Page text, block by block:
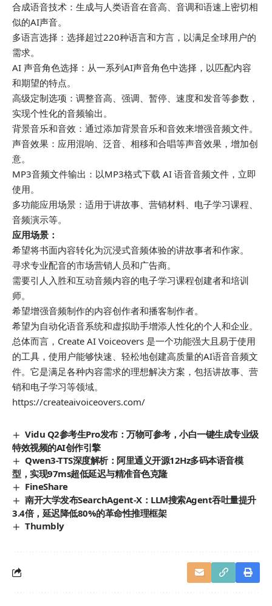
合成语音技术：生成与人类语音在音高、音调和语速上密切相
似的AI声音。
多语言选择：选择超过220种语言和方言，以满足全球用户的
需求。
AI 声音角色选择：从一系列AI声音角色中选择，以匹配内容
和期望的特点。
高级定制选项：调整音高、强调、暂停、速度和发音等参数，
实现个性化的音频输出。
背景音乐和音效：通过添加背景音乐和音效来增强音频文件。
声音效果：应用混响、泛音、相移和合唱等声音效果，增加创
意。
MP3音频文件输出：以MP3格式下载 AI 语音音频文件，立即
使用。
多功能应用场景：适用于讲故事、营销材料、电子学习课程、
音频演示等。
应用场景：
希望将书面内容转化为沉浸式音频体验的讲故事者和作家。
寻求专业配音的市场营销人员和广告商。
需要引人入胜和互动音频内容的电子学习课程创建者和培训
师。
希望增强音频制作的内容创作者和播客制作者。
希望为自动化语音系统和虚拟助手增添人性化的个人和企业。
总体而言，Create AI Voiceovers 是一个功能强大且易于使用
的工具，使用户能够快速、轻松地创建高质量的AI语音音频文
件。它是满足各种内容需求的理想解决方案，包括讲故事、营
销和电子学习等领域。
https://createaivoiceovers.com/
Vidu Q2参考生Pro发布：万物可参考，小白一键生成专业级
特效视频的AI创作引擎
Qwen3-TTS深度解析：阿里通义开源12Hz多码本语音模
型，实现97ms超低延迟与精准音色克隆
FineShare
南开大学发布SearchAgent-X：LLM搜索Agent吞吐量提升
3.4倍，延迟降低80%的革命性推理框架
Thumbly